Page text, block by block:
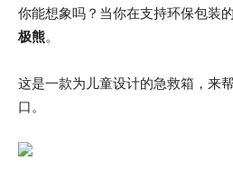
你能想象吗？当你在支持环保包装
极熊。
这是一款为儿童设计的急救箱，来
口。